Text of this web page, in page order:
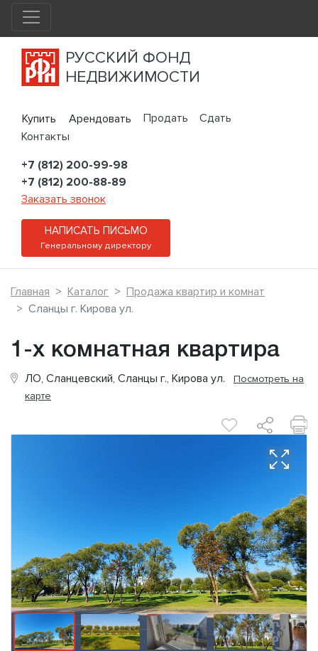
РУССКИЙ ФОНД
НЕДВИЖИМОСТИ
Купить Арендовать Продать
Сдать
Контакты
+7 (812) 200-99-98
+7 (812) 200-88-89
Заказать звонок
НАПИСАТЬ ПИСЬМО
Генеральному директору
Главная Каталог
Продажа квартир и комнат
Сланцы г. Кирова ул.
1-х комнатная квартира
ЛО, Сланцевский, Сланцы г., Кирова ул. Посмотреть на
карте